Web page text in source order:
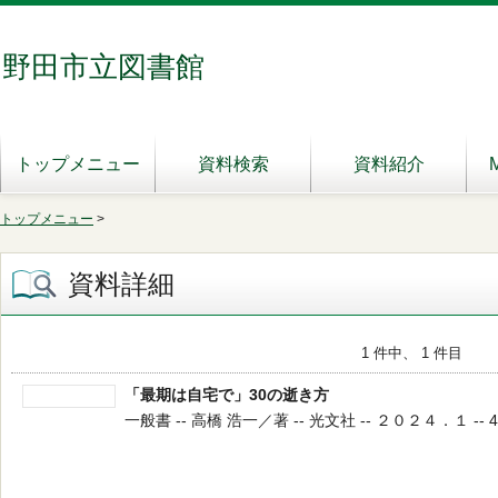
野田市立図書館
トップメニュー 資料検索 資料紹介
トップメニュー >
資料詳細
1 件中、 1 件目
「最期は自宅で」30の逝き方
一般書 -- 高橋 浩一／著 -- 光文社 -- ２０２４．１ --